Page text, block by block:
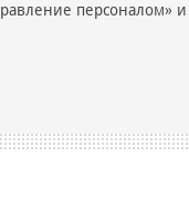
персоналом» и